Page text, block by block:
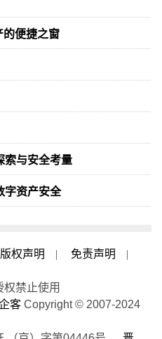
的便捷之窗
索与安全考量
字资产安全
版权声明 | 免责声明
|
禁止使用
客 Copyright © 2007-2024